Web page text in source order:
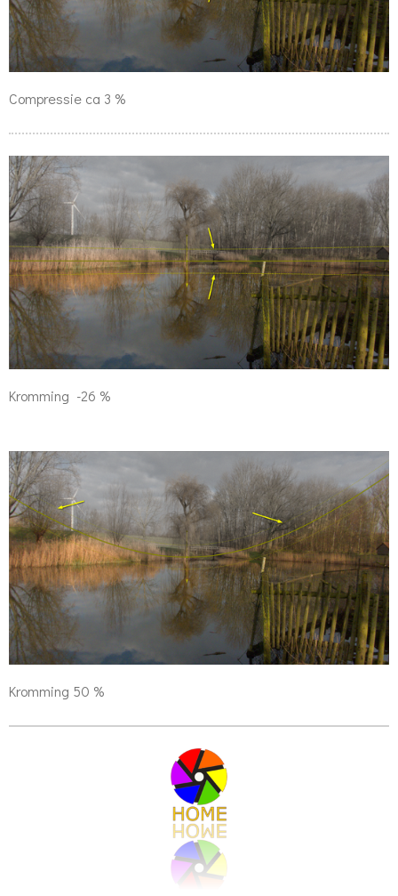
Compressie ca 3 %
Kromming -26 %
Kromming 50 %